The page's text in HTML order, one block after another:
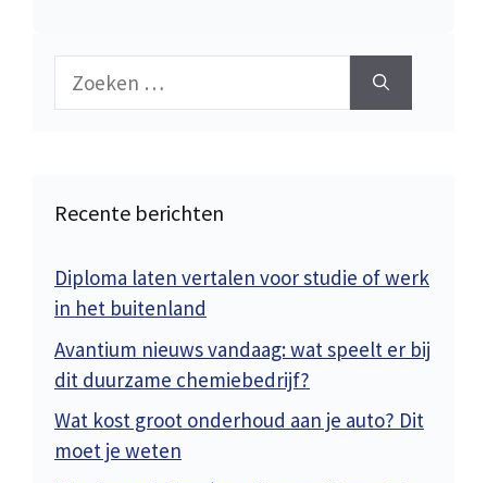
Zoek
Recente berichten
Diploma laten vertalen voor studie of werk
in het buitenland
Avantium nieuws vandaag: wat speelt er bij
dit duurzame chemiebedrijf?
Wat kost groot onderhoud aan je auto? Dit
moet je weten